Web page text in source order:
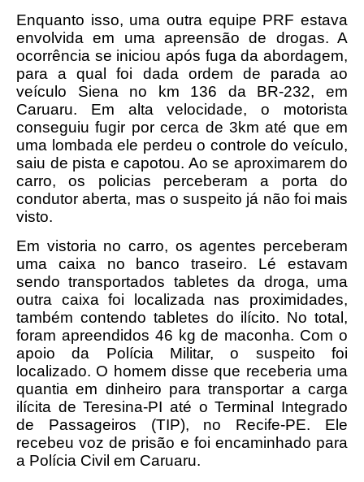
Enquanto isso, uma outra equipe PRF estava
envolvida em uma apreensão de drogas. A
ocorrência se iniciou após fuga da abordagem,
para a qual foi dada ordem de parada ao
veículo Siena no km 136 da BR-232, em
Caruaru. Em alta velocidade, o motorista
conseguiu fugir por cerca de 3km até que em
uma lombada ele perdeu o controle do veículo,
saiu de pista e capotou. Ao se aproximarem do
carro, os policias perceberam a porta do
condutor aberta, mas o suspeito já não foi mais
visto.
Em vistoria no carro, os agentes perceberam
uma caixa no banco traseiro. Lé estavam
sendo transportados tabletes da droga, uma
outra caixa foi localizada nas proximidades,
também contendo tabletes do ilícito. No total,
foram apreendidos 46 kg de maconha. Com o
apoio da Polícia Militar, o suspeito foi
localizado. O homem disse que receberia uma
quantia em dinheiro para transportar a carga
ilícita de Teresina-PI até o Terminal Integrado
de Passageiros (TIP), no Recife-PE. Ele
recebeu voz de prisão e foi encaminhado para
a Polícia Civil em Caruaru.